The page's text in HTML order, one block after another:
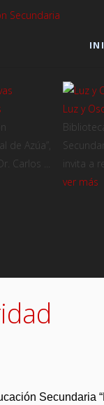
de Azúa”,
Carlos ...
Luz y
invita a
ver más
Secundaria